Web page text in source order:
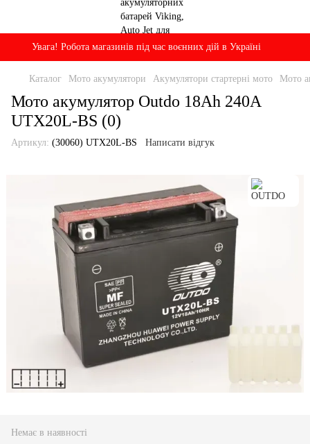
Увага! Робота магазинів під час воєнних дій в Україні
Каталог Мото акумулятори Акумулятори стартерні мото Мото
Мото акумулятор Outdo 18Ah 240A
UTX20L-BS (0)
Артикул: (30060) UTX20L-BS Написати відгук
Немає в наявності